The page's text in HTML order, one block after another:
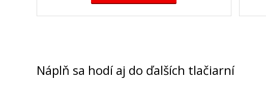
Originálny toner
Náplň sa hodí aj do ďalších tlačiarní